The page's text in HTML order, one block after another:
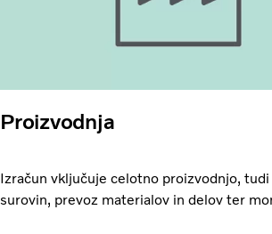
Proizvodnja
Izračun vključuje celotno proizvodnjo,
surovin, prevoz materialov in delov ter